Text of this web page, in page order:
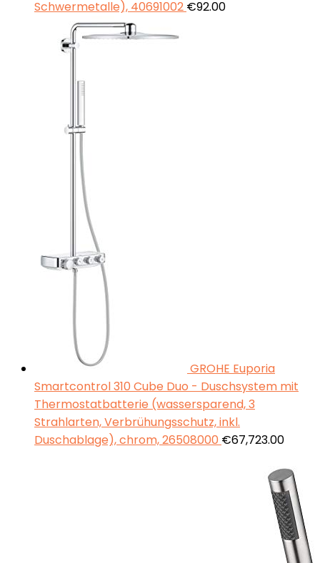
Schwermetalle), 40691002 €92.00
GROHE Euporia
Smartcontrol 310 Cube Duo - Duschsystem mit
Thermostatbatterie (wassersparend, 3
Strahlarten, Verbrühungsschutz, inkl.
Duschablage), chrom, 26508000 €67,723.00